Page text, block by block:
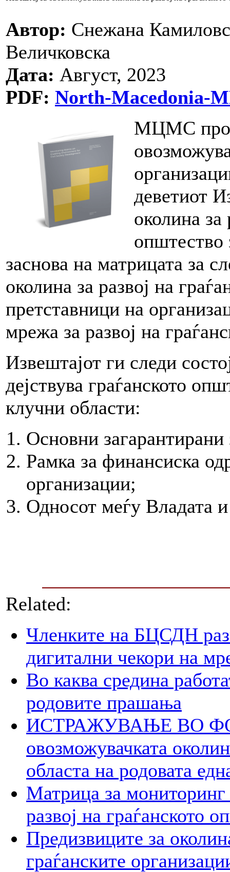
Автор: Снежана
Величковска
Дата: Август, 2023
PDF: North-Macedonia-
МЦМС
деветиот
околина за
општество
заснова на матрицата за
околина за развој на
претставници на
мрежа за развој на
Извештајот ги следи
дејствува граѓанското
клучни области:
Основни
Рамка за финансиска
организации;
Односот меѓу Владата
Related:
Членките на БЦСДН
дигитални чекори на
Во каква средина
родовите прашања
ИСТРАЖУВАЊЕ ВО
овозможувачката
областа на родовата
Матрица за мониторинг
развој на граѓанското
Предизвиците за
граѓанските